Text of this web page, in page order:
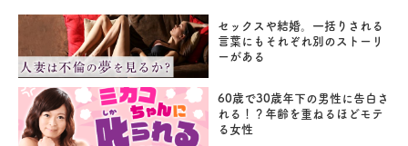
セックスや結婚。一括りされる
言葉にもそれぞれ別のストーリ
ーがある
60歳で30歳年下の男性に告白さ
れる！？年齢を重ねるほどモテ
る女性